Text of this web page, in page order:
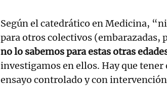
Según el catedrático en Medicina,
para otros colectivos (embarazadas,
no lo sabemos para estas otras
investigamos en ellos. Hay que tener
ensayo controlado y con